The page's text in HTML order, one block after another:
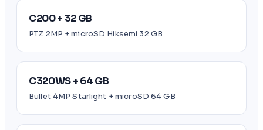
C200 + 32 GB
PTZ 2MP + microSD Hiksemi 32 GB
C320WS + 64 GB
Bullet 4MP Starlight + microSD 64 GB